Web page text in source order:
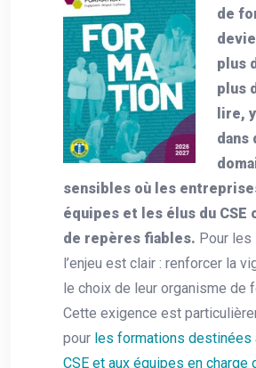
de
plus
plus
lire,
dans
sensibles où les
équipes et les élus du CSE
de repères fiables. Pour les
l’enjeu est clair : renforcer la
le choix de leur organisme de
Cette exigence est
pour les formations destinées
CSE et aux équipes en charge